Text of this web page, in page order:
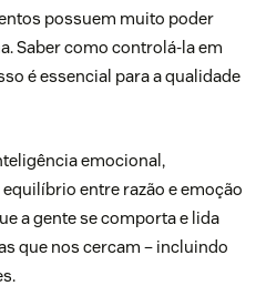
possuem muito poder
Saber como controlá-la em
é essencial para a qualidade
emocional,
entre razão e emoção
a gente se comporta e lida
que nos cercam – incluindo